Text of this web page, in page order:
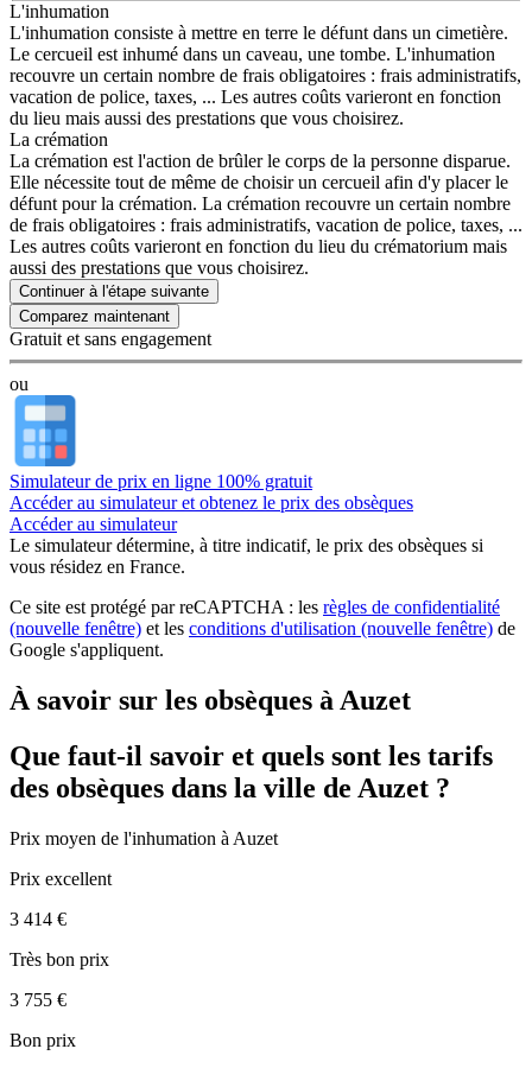
L'inhumation
L'inhumation consiste à mettre en terre le défunt dans un cimetière.
Le cercueil est inhumé dans un caveau, une tombe. L'inhumation
recouvre un certain nombre de frais obligatoires : frais administratifs,
vacation de police, taxes, ... Les autres coûts varieront en fonction
du lieu mais aussi des prestations que vous choisirez.
La crémation
La crémation est l'action de brûler le corps de la personne disparue.
Elle nécessite tout de même de choisir un cercueil afin d'y placer le
défunt pour la crémation. La crémation recouvre un certain nombre
de frais obligatoires : frais administratifs, vacation de police, taxes, ...
Les autres coûts varieront en fonction du lieu du crématorium mais
aussi des prestations que vous choisirez.
Continuer à l'étape suivante
Gratuit et sans engagement
ou
Simulateur de prix en ligne 100% gratuit
Accéder au simulateur et obtenez le prix des obsèques
Accéder au simulateur
Le simulateurdétermine, à titre indicatif, le prix des obsèques si
vous résidez en France.
Ce site est protégé par reCAPTCHA : les règles de confidentialité
(nouvelle fenêtre) et les conditions d'utilisation (nouvelle fenêtre) de
Google s'appliquent.
À savoir sur les obsèques à Auzet
Que faut-il savoir et quels sont les tarifs
des obsèques dans la ville de Auzet ?
Prix moyen de l'inhumation à Auzet
Prix excellent
3 414 €
Très bon prix
3 755 €
Bon prix